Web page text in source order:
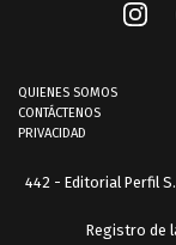
QUIENES SOMOS
CONTÁCTENOS
PRIVACIDAD
442 - Editorial Perfil
Registro de